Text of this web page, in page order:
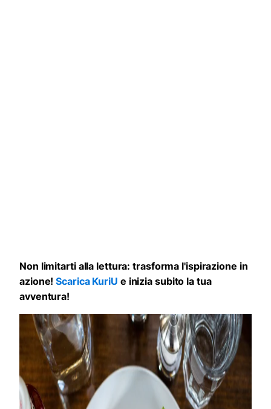
Non limitarti alla lettura: trasforma l'ispirazione in
azione!Scarica KuriU e inizia subito la tua
avventura!